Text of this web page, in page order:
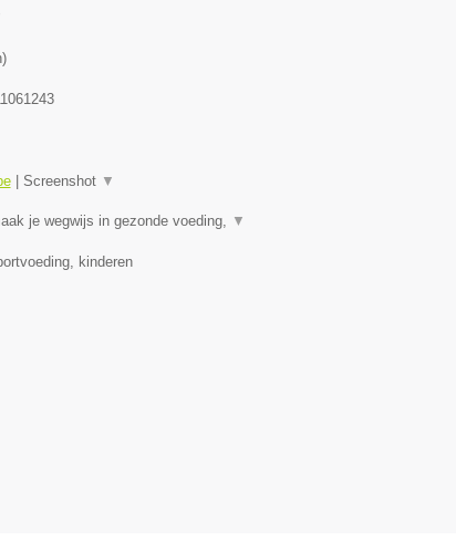
)
| Screenshot ▼
je wegwijs in gezonde voeding, ▼
kinderen